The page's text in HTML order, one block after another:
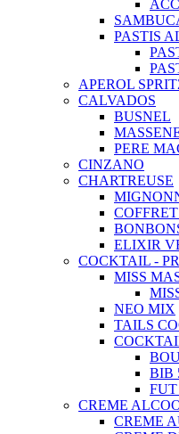
PASTIS
APEROL
CALVADOS
BUSNEL
PERE
CINZANO
CHARTREUSE
ELIXIR
COCKTAIL -
MISS
NEO MIX
TAILS
BIB
CREME
CREME